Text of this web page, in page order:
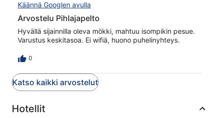
Käännä Googlen avulla
Arvostelu Pihlajapelto
Hyvällä sijainnilla oleva mökki, mahtuu isompikin pesue.
Varustus keskitasoa. Ei wifiä, huono puhelinyhteys.
0
Katso kaikki arvostelut
Hotellit